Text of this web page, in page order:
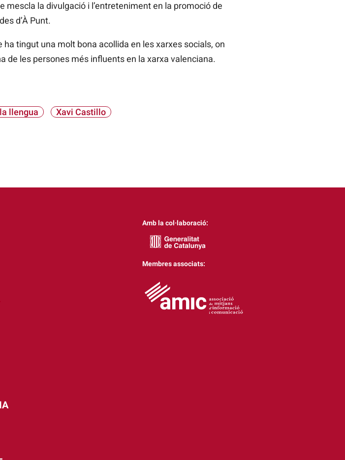
mescla la divulgació i l’entreteniment en la promoció de
d’À Punt.
tingut una molt bona acollida en les xarxes socials, on
de les persones més influents en la xarxa valenciana.
llengua Xavi Castillo
Amb la col·laboració:
Membres associats: